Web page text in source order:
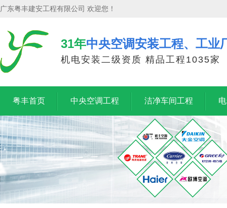
广东粤丰建安工程有限公司 欢迎您！
31年中央空调安装工程、工业
机电安装二级资质 精品工程1035家
粤丰首页 中央空调工程 洁净车间工程